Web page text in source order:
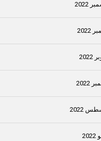
2022
2022
2022